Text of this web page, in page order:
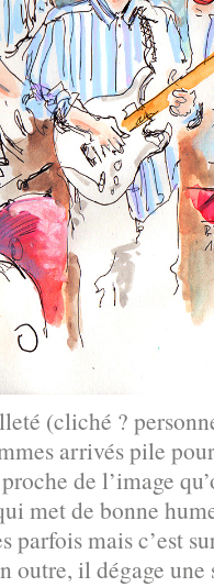
(cliché ?
arrivés pile
de l’image
met de bonne
parfois mais c’est
outre, il dégage